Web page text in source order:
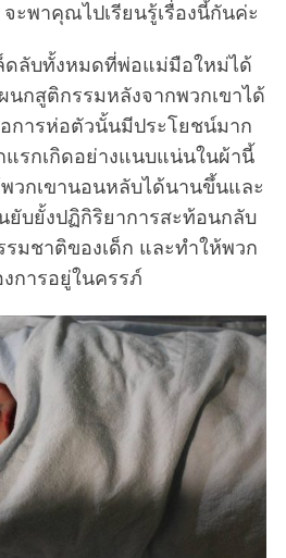
ะพาคุณไปเรียนรู้เรื่องนี้กันค่ะ
ดลับทั้งหมดที่พ่อแม่มือใหม่ได้
กสูติกรรมหลังจากพวกเขาได้
การห่อตัวนั้นมีประโยชน์มาก
รกเกิดอย่างแนบแน่นในผ้านี้
วกเขานอนหลับได้นานขึ้นและ
ยับยั้งปฏิกิริยาการสะท้อนกลับ
รมชาติของเด็ก และทำให้พวก
งการอยู่ในครรภ์